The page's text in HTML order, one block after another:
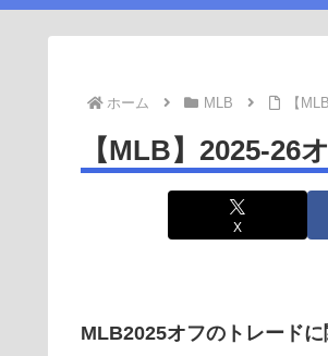
ホーム MLB 【
【MLB】2025-26
X
MLB2025オフのトレードに